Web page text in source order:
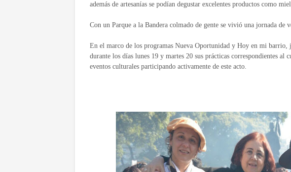
además de artesanías se podían degustar excelentes productos como
Con un Parque a la Bandera colmado de gente se vivió una jornada de
En el marco de los programas Nueva Oportunidad y Hoy en mi barrio,
durante los días lunes 19 y martes 20 sus prácticas correspondientes al
eventos culturales participando activamente de este acto.